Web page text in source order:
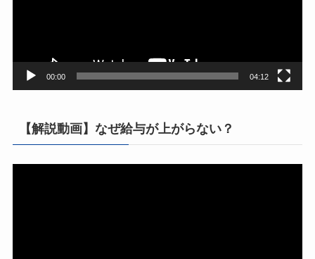
00:00 04:12
【解説動画】なぜ給与が上がらない？